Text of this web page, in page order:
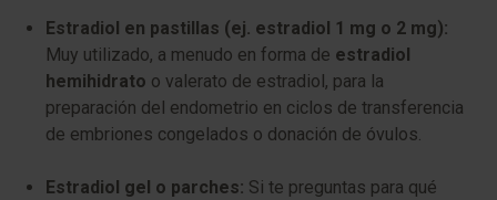
Estradiol en pastillas (ej. estradiol 1 mg o 2 mg):
Muy utilizado, a menudo en forma de estradiol
hemihidrato o valerato de estradiol, para la
preparación del endometrio en ciclos de transferencia
de embriones congelados o donación de óvulos.
Estradiol gel o parches: Si te preguntas para qué